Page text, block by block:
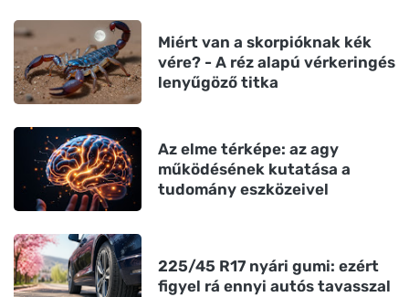
Miért van a skorpióknak kék
vére? - A réz alapú vérkeringés
lenyűgöző titka
Az elme térképe: az agy
működésének kutatása a
tudomány eszközeivel
225/45 R17 nyári gumi: ezért
figyel rá ennyi autós tavasszal